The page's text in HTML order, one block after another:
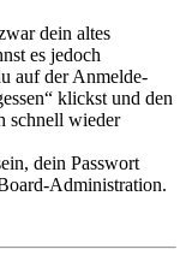
dein altes
es jedoch
auf der Anmelde-
klickst und den
schnell wieder
dein Passwort
Administration.